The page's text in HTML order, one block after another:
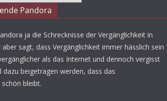
Pandora
ja die Schrecknisse der Vergänglichkeit in
sagt, dass Vergänglichkeit immer hässlich sein
als das Internet und dennoch vergisst
dazu beigetragen werden, dass das
bleibt.